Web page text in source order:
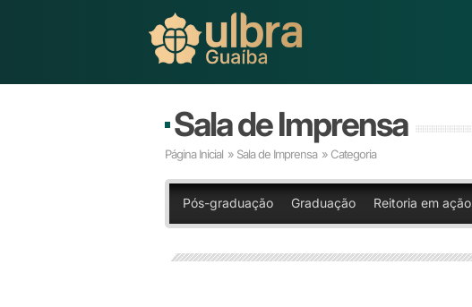
Sala de Imprensa
Página Inicial » Sala de Imprensa » Categoria
Pós-graduação Graduação Reitoria em ação